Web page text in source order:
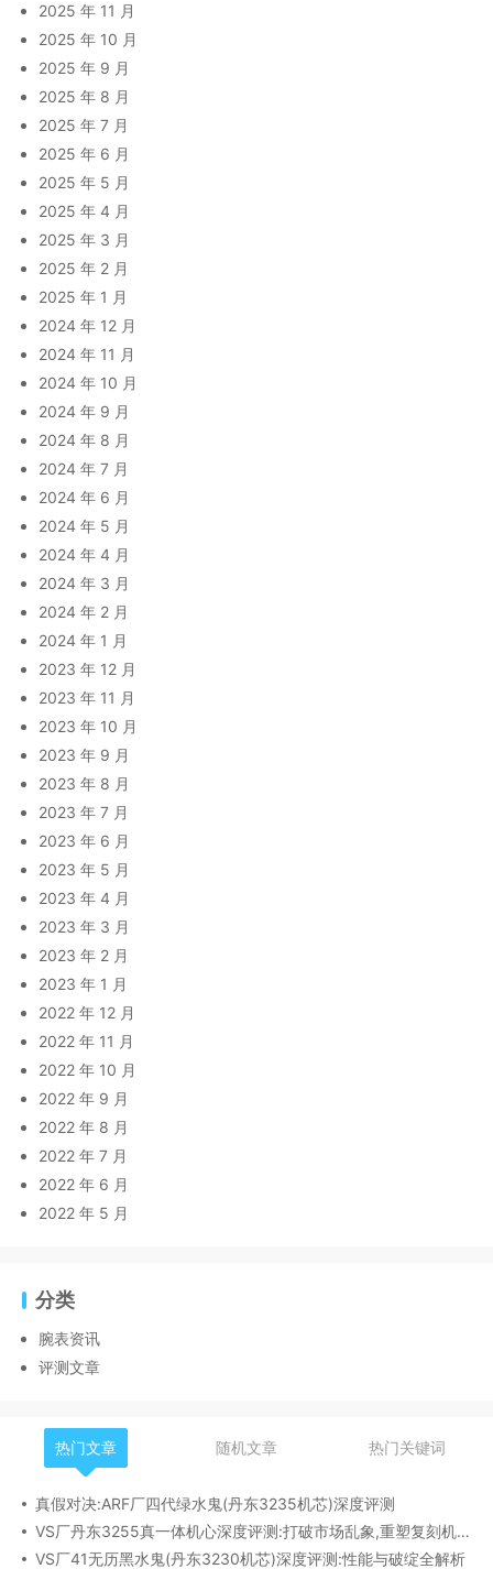
2025 年 11 月
2025 年 10 月
2025 年 9 月
2025 年 8 月
2025 年 7 月
2025 年 6 月
2025 年 5 月
2025 年 4 月
2025 年 3 月
2025 年 2 月
2025 年 1 月
2024 年 12 月
2024 年 11 月
2024 年 10 月
2024 年 9 月
2024 年 8 月
2024 年 7 月
2024 年 6 月
2024 年 5 月
2024 年 4 月
2024 年 3 月
2024 年 2 月
2024 年 1 月
2023 年 12 月
2023 年 11 月
2023 年 10 月
2023 年 9 月
2023 年 8 月
2023 年 7 月
2023 年 6 月
2023 年 5 月
2023 年 4 月
2023 年 3 月
2023 年 2 月
2023 年 1 月
2022 年 12 月
2022 年 11 月
2022 年 10 月
2022 年 9 月
2022 年 8 月
2022 年 7 月
2022 年 6 月
2022 年 5 月
分类
腕表资讯
评测文章
热门文章 随机文章 热门关键词
真假对决:ARF厂四代绿水鬼(丹东3235机芯)深度评测
VS厂丹东3255真一体机心深度评测:打破市场乱象,重塑复刻机芯新标杆​
VS厂41无历黑水鬼(丹东3230机芯)深度评测:性能与破绽全解析